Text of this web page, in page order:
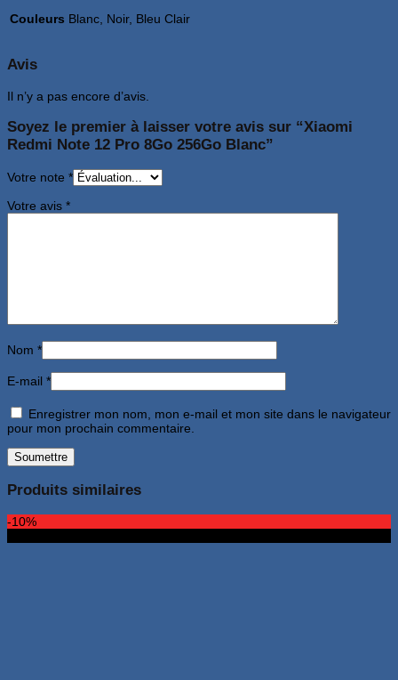
Couleurs Blanc, Noir, Bleu Clair
Avis
Il n’y a pas encore d’avis.
Soyez le premier à laisser votre avis sur “Xiaomi
Redmi Note 12 Pro 8Go 256Go Blanc”
Votre note *
Votre avis *
Nom *
E-mail *
Enregistrer mon nom, mon e-mail et mon site dans le navigateur
pour mon prochain commentaire.
Produits similaires
-10%